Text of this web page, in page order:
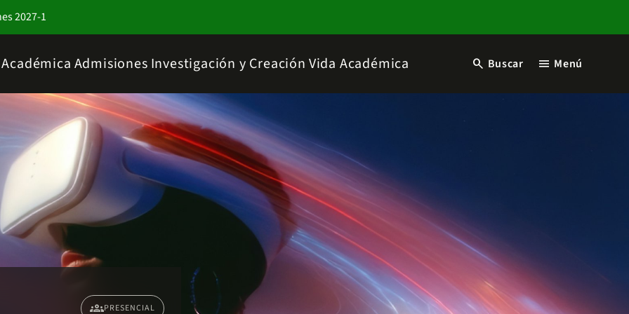
2027-1
Admisiones Investigación y Creación Vida Académica search Buscar menu Menú
groupsPRESENCIAL